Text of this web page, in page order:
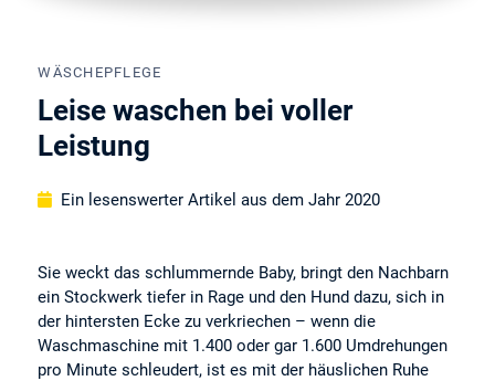
WÄSCHEPFLEGE
Leise waschen bei voller
Leistung
Ein lesenswerter Artikel aus dem Jahr 2020
Sie weckt das schlummernde Baby, bringt den Nachbarn
ein Stockwerk tiefer in Rage und den Hund dazu, sich in
der hintersten Ecke zu verkriechen – wenn die
Waschmaschine mit 1.400 oder gar 1.600 Umdrehungen
pro Minute schleudert, ist es mit der häuslichen Ruhe